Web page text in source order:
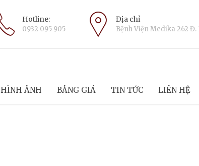
Hotline:
0932 095 905
Địa chỉ
Bệnh Viện Medika 262 Đ.
HÌNH ẢNH BẢNG GIÁ TIN TỨC LIÊN HỆ